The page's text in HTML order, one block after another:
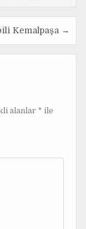
Kemalpaşa →
alanlar * ile